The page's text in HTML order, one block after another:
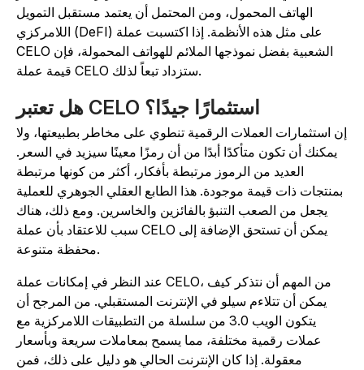
الهاتف المحمول، ومن المحتمل أن يعتمد مستقبل التمويل
اللامركزي (DeFI) على مثل هذه الأنظمة. إذا اكتسبت عملة
CELO الشعبية بفضل نموذجها الملائم للهواتف المحمولة، فإن
هل تعتبر CELO استثمارًا جيدًا؟
استثمارات العملات الرقمية تنطوي على مخاطر بطبيعتها، ولا
يمكنك أن تكون متأكدًا أبدًا من أن رمزًا معينًا سيزيد في السعر.
العديد من الرموز مرتبطة بأفكار، أكثر من كونها مرتبطة
بمنتجات ذات قيمة موجودة. هذا الطابع العقلي الجوهري للعملية
يجعل من الصعب التنبؤ بالفائزين والخاسرين. ومع ذلك، هناك
سبب للاعتقاد بأن عملة CELO يمكن أن تستحق الإضافة إلى
عند النظر في إمكانات عملة CELO، من المهم أن نتذكر كيف
يمكن أن تتلاءم سيلو في الإنترنت المستقبلي. من المرجح أن
يتكون الويب 3.0 من سلسلة من التطبيقات اللامركزية مع
عملات رقمية مختلفة، مما يسمح بمعاملات سريعة وبأسعار
معقولة. إذا كان الإنترنت الحالي هو دليل على ذلك، فمن